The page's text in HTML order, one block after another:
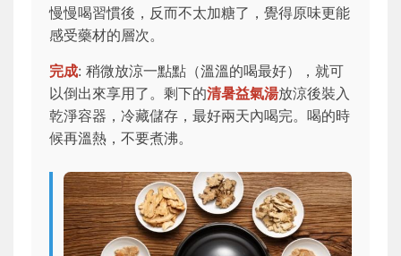
慢慢喝習慣後，反而不太加糖了，覺得原味更能
感受藥材的層次。
完成: 稍微放涼一點點（溫溫的喝最好），就可
以倒出來享用了。剩下的清暑益氣湯放涼後裝入
乾淨容器，冷藏儲存，最好兩天內喝完。喝的時
候再溫熱，不要煮沸。